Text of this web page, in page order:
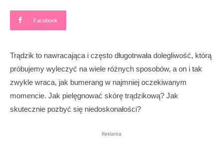
Facebook
Trądzik to nawracająca i często długotrwała dolegliwość, którą
próbujemy wyleczyć na wiele różnych sposobów, a on i tak
zwykle wraca, jak bumerang w najmniej oczekiwanym
momencie. Jak pielęgnować skórę trądzikową? Jak
skutecznie pozbyć się niedoskonałości?
Reklama